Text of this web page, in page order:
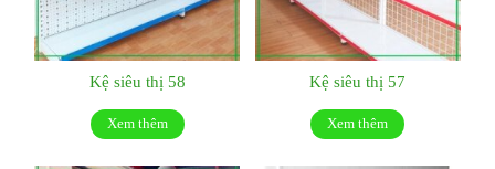
Kệ siêu thị 58
Xem thêm
Kệ siêu thị 57
Xem thêm